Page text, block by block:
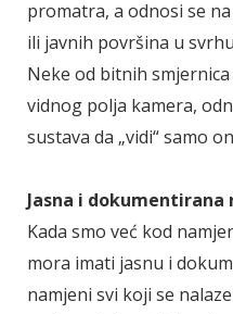
promatra, a odnosi se
ili javnih površina u
Neke od bitnih
vidnog polja kamera,
sustava da „vidi“ samo
Jasna i dokumentirana
Kada smo već kod
mora imati jasnu i
namjeni svi koji se